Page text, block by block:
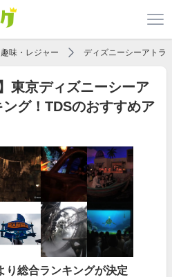
趣味・レジャー ディズニーシーアトラ
東京ディズニーシーア
ング！TDSのおすすめア
り総合ランキングが決定